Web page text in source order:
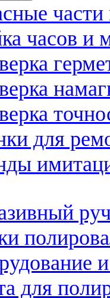
часов и
для
для